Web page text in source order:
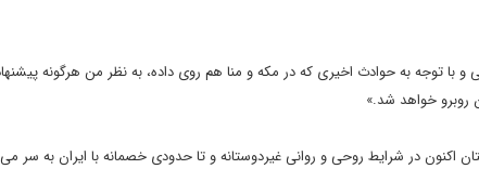
با توجه به حوادث اخیری که در مکه و منا هم روی داده، به نظر من هرگونه
روبرو خواهد شد.»
اکنون در شرایط روحی و روانی غیردوستانه و تا حدودی خصمانه با ایران به سر